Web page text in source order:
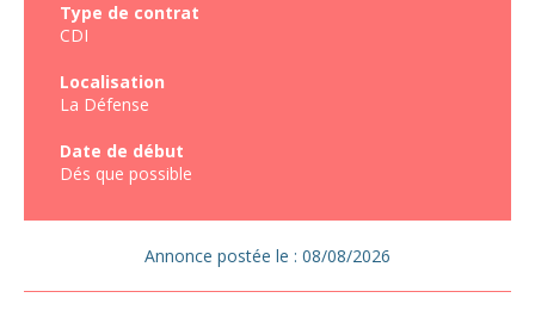
Type de contrat
CDI
Localisation
La Défense
Date de début
Dés que possible
Annonce postée le : 08/08/2026